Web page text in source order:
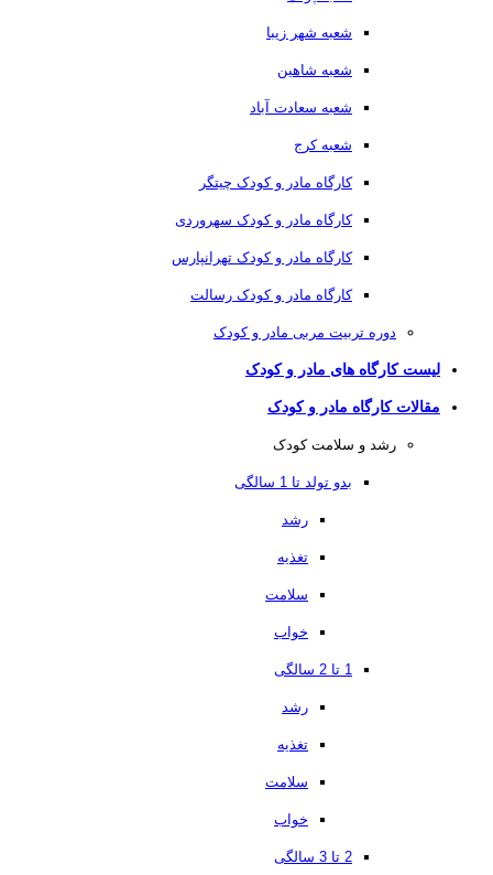
شعبه شهر زیبا
شعبه شاهین
شعبه سعادت آباد
شعبه کرج
کارگاه مادر و کودک چیتگر
کارگاه مادر و کودک سهروردی
کارگاه مادر و کودک تهرانپارس
کارگاه مادر و کودک رسالت
دوره تربیت مربی مادر و کودک
لیست کارگاه های مادر و کودک
مقالات کارگاه مادر و کودک
رشد و سلامت کودک
بدو تولد تا 1 سالگی
رشد
تغذیه
سلامت
خواب
1 تا 2 سالگی
رشد
تغذیه
سلامت
خواب
2 تا 3 سالگی